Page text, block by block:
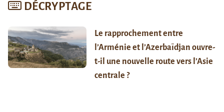
DÉCRYPTAGE
Le rapprochement entre
l’Arménie et l’Azerbaïdjan ouvre-
t-il une nouvelle route vers l’Asie
centrale ?